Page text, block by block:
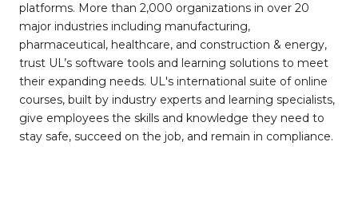
platforms. More than 2,000 organizations in over 20
major industries including manufacturing,
pharmaceutical, healthcare, and construction & energy,
trust UL’s software tools and learning solutions to meet
their expanding needs. UL's international suite of online
courses, built by industry experts and learning specialists,
give employees the skills and knowledge they need to
stay safe, succeed on the job, and remain in compliance.